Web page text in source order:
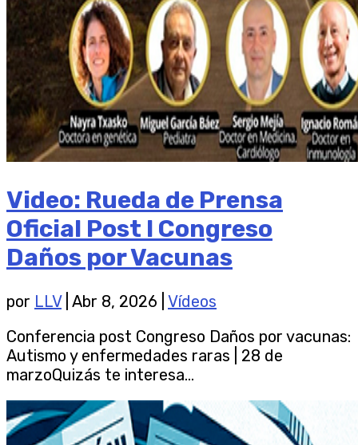
Video: Rueda de Prensa
Oficial Post I Congreso
Daños por Vacunas
por LLV| Abr 8, 2026 Vídeos
Conferencia post Congreso Daños por vacunas:
Autismo y enfermedades raras | 28 de
marzoQuizás te interesa...